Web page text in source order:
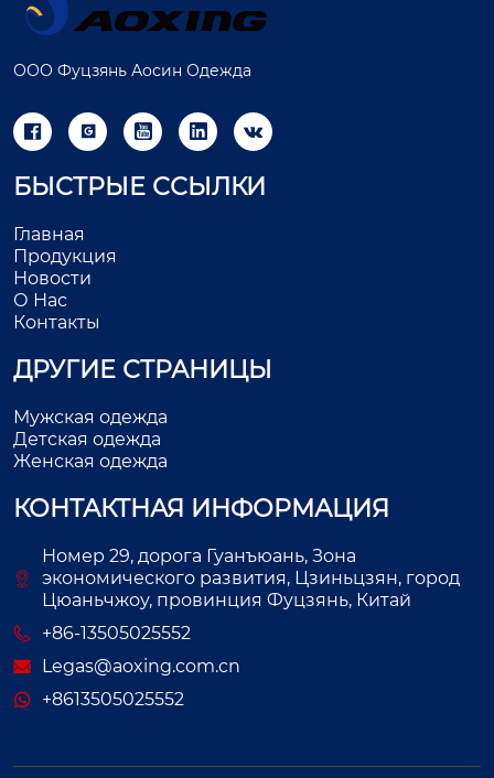
ООО Фуцзянь Аосин Одежда
    
БЫСТРЫЕ ССЫЛКИ
Главная
Продукция
Новости
О Нас
Контакты
ДРУГИЕ СТРАНИЦЫ
Мужская одежда
Детская одежда
Женская одежда
КОНТАКТНАЯ ИНФОРМАЦИЯ
Номер 29, дорога Гуанъюань, Зона
экономического развития, Цзиньцзян, город
Цюаньчжоу, провинция Фуцзянь, Китай
+86-13505025552
Legas@aoxing.com.cn
+8613505025552